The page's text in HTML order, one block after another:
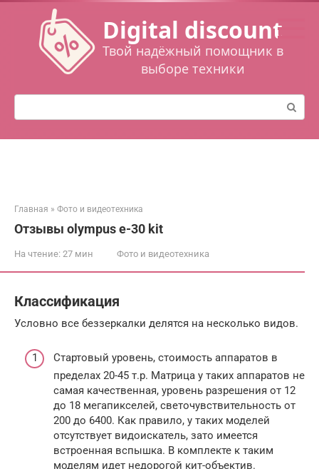
Перейти
контенту
Digital discount
Твой надёжный помощник в
выборе техники
Поиск:
Главная » Фото и видеотехника
Отзывы olympus e-30 kit
На чтение: 27 мин Фото и видеотехника
Классификация
Условно все беззеркалки делятся на несколько видов.
Стартовый уровень, стоимость аппаратов в
пределах 20-45 т.р. Матрица у таких аппаратов не
самая качественная, уровень разрешения от 12
до 18 мегапикселей, светочувствительность от
200 до 6400. Как правило, у таких моделей
отсутствует видоискатель, зато имеется
встроенная вспышка. В комплекте к таким
моделям идет недорогой кит-объектив.